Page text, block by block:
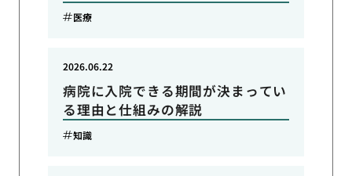
医療
病院に入院できる期間が決まってい
る理由と仕組みの解説
2026.06.22
知識